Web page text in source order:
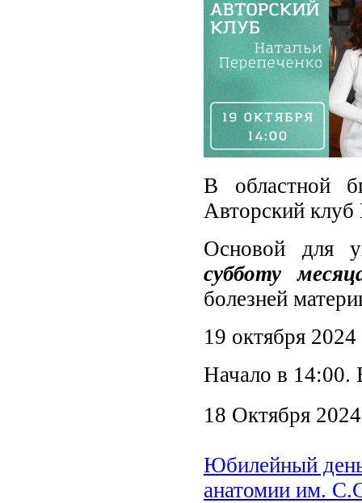
В областной
Авторский клуб
Основой для
субботу
болезней
19 октября 2024
Начало в 14:00.
18 Октября 2024
Юбилейный
анатомии им.